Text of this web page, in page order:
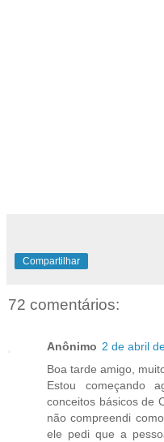
Compartilhar
72 comentários:
Anônimo 2 de abril
Boa tarde amigo,
Estou começando
conceitos básicos de
não compreendi
ele pedi que a